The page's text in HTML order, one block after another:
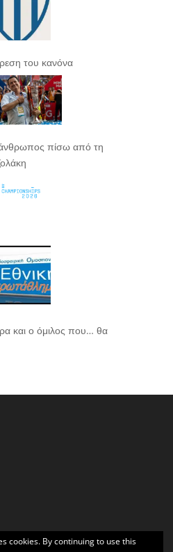
του κανόνα
άνθρωπος πίσω από τη
και ο όμιλος που… θα
cookies. By continuing to use this